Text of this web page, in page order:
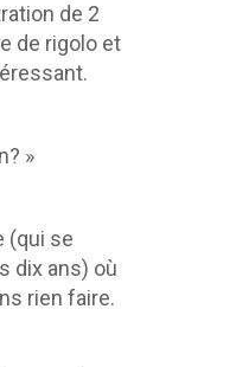
de 2
de rigolo et
»
(qui se
dix ans) où
rien faire.